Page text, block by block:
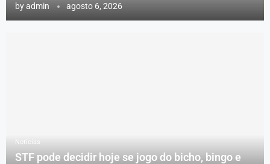
byadmin agosto 6, 2026
Notícias
STF pode decidir hoje se jogo do bicho, bingo e